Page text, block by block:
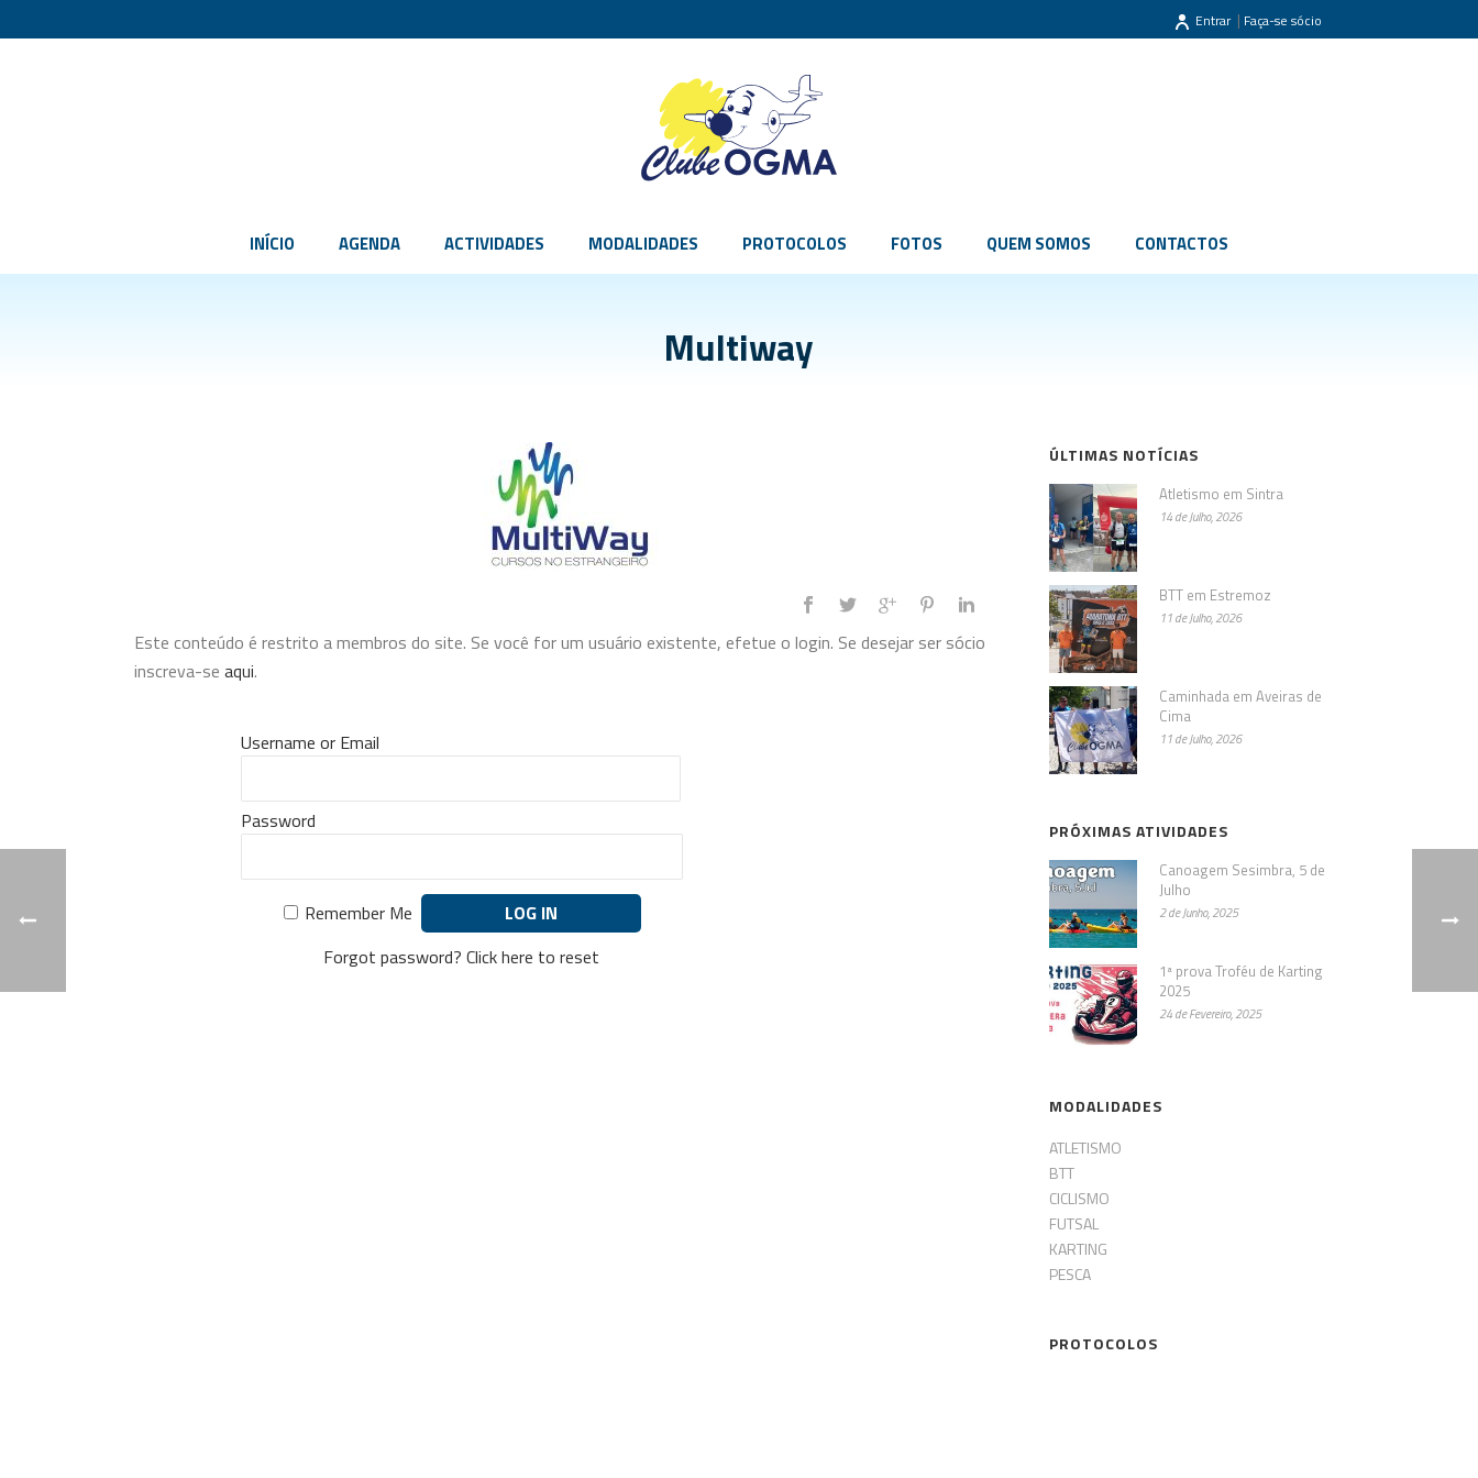
Entrar | Faça-se sócio
INÍCIO AGENDA ACTIVIDADES MODALIDADES PROTOCOLOS FOTOS QUEM SOMOS CONTACTOS
Multiway
Este conteúdo é restrito a membros do site. Se você for um usuário existente, efetue o login. Se desejar ser sócio
inscreva-se aqui.
Username or Email
Password
Remember Me
Forgot password? Click here to reset
ÚLTIMAS NOTÍCIAS
Atletismo em Sintra
14 de Julho, 2026
BTT em Estremoz
11 de Julho, 2026
Caminhada em Aveiras de
Cima
11 de Julho, 2026
PRÓXIMAS ATIVIDADES
Canoagem Sesimbra, 5 de
Julho
2 de Junho, 2025
1ª prova Troféu de Karting
2025
24 de Fevereiro, 2025
MODALIDADES
ATLETISMO
BTT
CICLISMO
FUTSAL
KARTING
PESCA
PROTOCOLOS